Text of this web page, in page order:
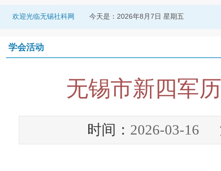
欢迎光临无锡社科网 今天是： 2026年8月7日 星期五
学会活动
无锡市新四军
时间： 2026-03-16